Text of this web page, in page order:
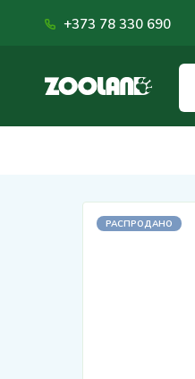
+373 78 330 690
РАСПРОДАНО